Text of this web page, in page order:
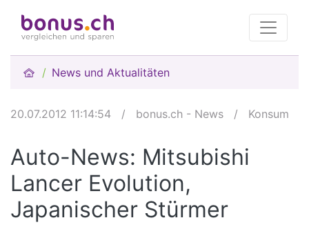
News und Aktualitäten
20.07.2012 11:14:54 / bonus.ch - News / Konsum
Auto-News: Mitsubishi
Lancer Evolution,
Japanischer Stürmer